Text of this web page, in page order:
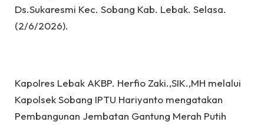
Ds.Sukaresmi Kec. Sobang Kab. Lebak. Selasa.
(2/6/2026).
Kapolres Lebak AKBP. Herfio Zaki.,SIK.,MH melalui
Kapolsek Sobang IPTU Hariyanto mengatakan
Pembangunan Jembatan Gantung Merah Putih